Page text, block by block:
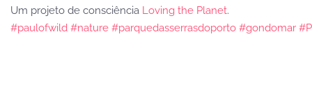
Um projeto de consciência Loving the Planet.
#paulofwild #nature #parquedasserrasdoporto #gondomar